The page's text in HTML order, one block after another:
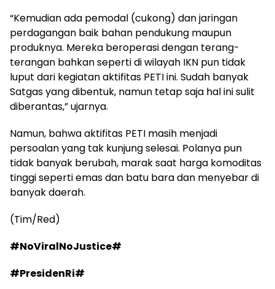
“Kemudian ada pemodal (cukong) dan jaringan
perdagangan baik bahan pendukung maupun
produknya. Mereka beroperasi dengan terang-
terangan bahkan seperti di wilayah IKN pun tidak
luput dari kegiatan aktifitas PETI ini. Sudah banyak
Satgas yang dibentuk, namun tetap saja hal ini sulit
diberantas,” ujarnya.
Namun, bahwa aktifitas PETI masih menjadi
persoalan yang tak kunjung selesai. Polanya pun
tidak banyak berubah, marak saat harga komoditas
tinggi seperti emas dan batu bara dan menyebar di
banyak daerah.
(Tim/Red)
#NoViralNoJustice#
#PresidenRi#